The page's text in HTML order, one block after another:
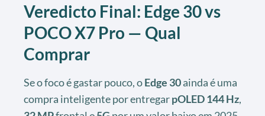
Veredicto Final: Edge 30 vs
POCO X7 Pro — Qual
Comprar
Se o foco é gastar pouco, oEdge 30ainda é uma
compra inteligente por entregarpOLED 144 Hz,